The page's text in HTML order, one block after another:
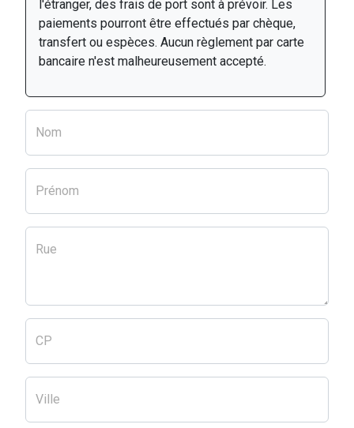
l'étranger, des frais de port sont à prévoir. Les
paiements pourront être effectués par chèque,
transfert ou espèces. Aucun règlement par carte
bancaire n'est malheureusement accepté.
Nom
Prénom
Rue
CP
Ville